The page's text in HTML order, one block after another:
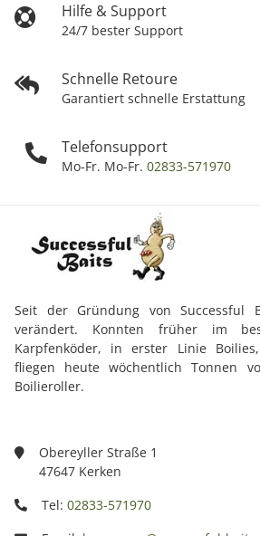
Hilfe & Support
24/7 bester Support
Schnelle Retoure
Garantiert schnelle Erstattung
Telefonsupport
Mo-Fr. Mo-Fr. 02833-571970
Seit der Gründung von Successful
verändert. Konnten früher im
Karpfenköder, in erster Linie
fliegen heute wöchentlich Tonnen
Boilieroller.
Obereyller Straße 1
47647 Kerken
Tel: 02833-571970